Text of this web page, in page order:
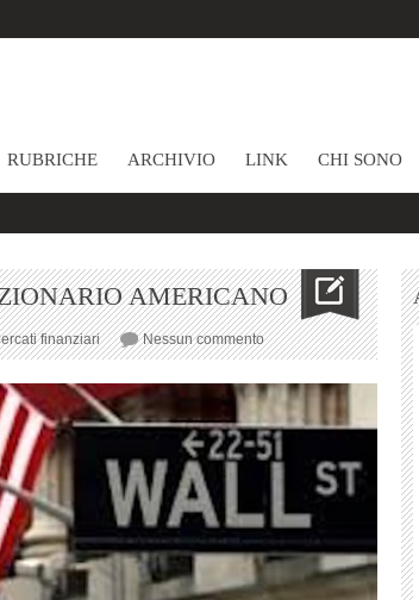
RUBRICHE ARCHIVIO LINK CHI SONO
AMERICANO
finanziari Nessun commentosu
LA
FORZA
DEL
MERCATO
AZIONARIO
AMERICANO